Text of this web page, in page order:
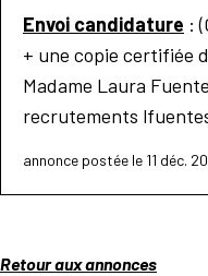
Envoi candidature :
+ une copie certifiée
Madame Laura
recrutements
annonce postée le 11 déc.
Retour aux annonces